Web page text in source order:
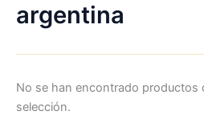
argentina
No se han encontrado productos
selección.